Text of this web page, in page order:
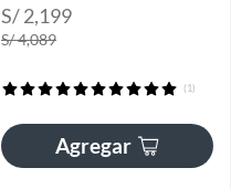
S/ 2,199
S/ 4,089
(1)
Agregar